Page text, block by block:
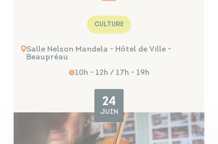
CULTURE
Salle Nelson Mandela - Hôtel de Ville -
Beaupréau
10h - 12h / 17h - 19h
24
JUIN